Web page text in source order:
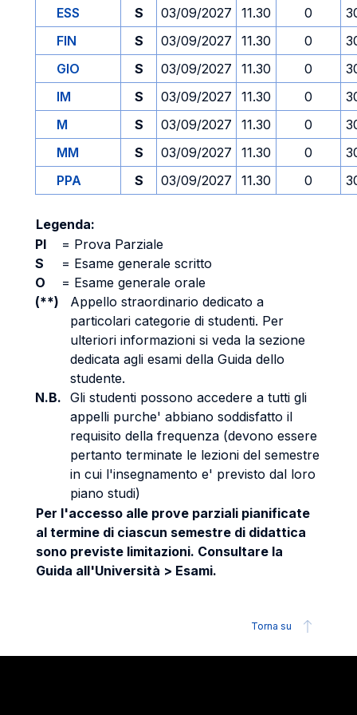
ESS S 03/09/2027 11.30 0
FIN
S 03/09/2027 11.30 0
GIO
S 03/09/2027 11.30 0
IM
S 03/09/2027 11.30 0
M
S 03/09/2027 11.30 0
MM
S 03/09/2027 11.30 0
PPA
S 03/09/2027 11.30 0
Legenda:
PI
= Prova Parziale
S
= Esame generale scritto
O
= Esame generale orale
(**)
Appello straordinario dedicato a
particolari categorie di studenti. Per
ulteriori informazioni si veda la sezione
dedicata agli esami della Guida dello
studente.
N.B. Gli studenti possono accedere a tutti gli
appelli purche' abbiano soddisfatto il
requisito della frequenza (devono essere
pertanto terminate le lezioni del semestre
in cui l'insegnamento e' previsto dal loro
piano studi)
Per l'accesso alle prove parziali pianificate
al termine di ciascun semestre di didattica
sono previste limitazioni. Consultare la
Guida all'Università > Esami.
Torna su